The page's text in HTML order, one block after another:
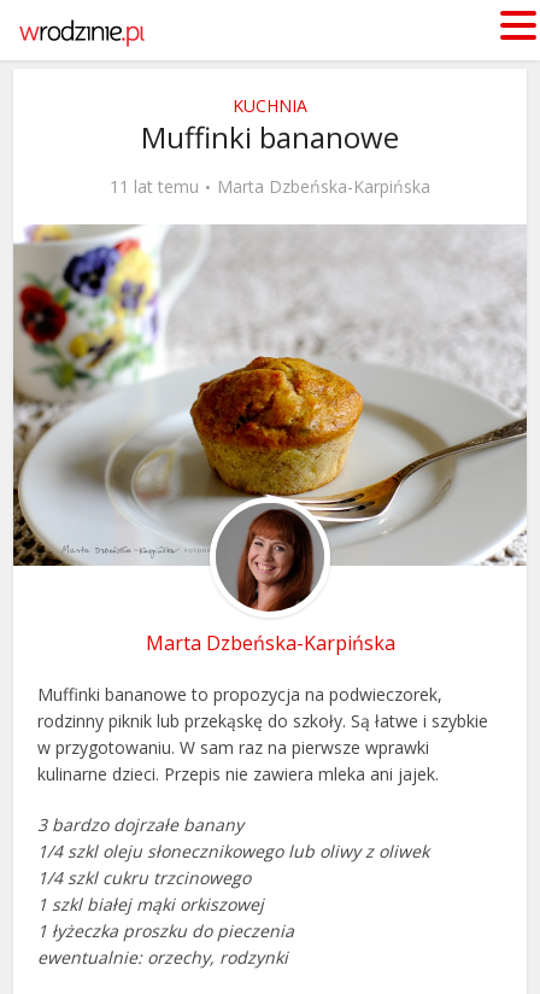
KUCHNIA
Muffinki bananowe
11 lat temu Marta Dzbeńska-Karpińska
Marta Dzbeńska-Karpińska
Muffinki bananowe to propozycja na podwieczorek,
rodzinny piknik lub przekąskę do szkoły. Są łatwe i szybkie
w przygotowaniu. W sam raz na pierwsze wprawki
kulinarne dzieci. Przepis nie zawiera mleka ani jajek.
3 bardzo dojrzałe banany
1/4 szkl oleju słonecznikowego lub oliwy z oliwek
1/4 szkl cukru trzcinowego
1 szkl białej mąki orkiszowej
1 łyżeczka proszku do pieczenia
ewentualnie: orzechy, rodzynki